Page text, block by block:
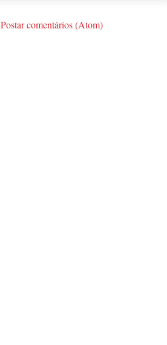
Postar comentários (Atom)